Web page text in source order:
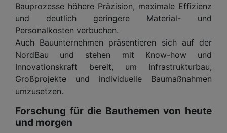
Bauprozesse höhere Präzision, maximale Effizienz
und deutlich geringere Material- und
Personalkosten verbuchen.
Auch Bauunternehmen präsentieren sich auf der
NordBau und stehen mit Know-how und
Innovationskraft bereit, um Infrastrukturbau,
Großprojekte und individuelle Baumaßnahmen
umzusetzen.
Forschung für die Bauthemen von heute
und morgen